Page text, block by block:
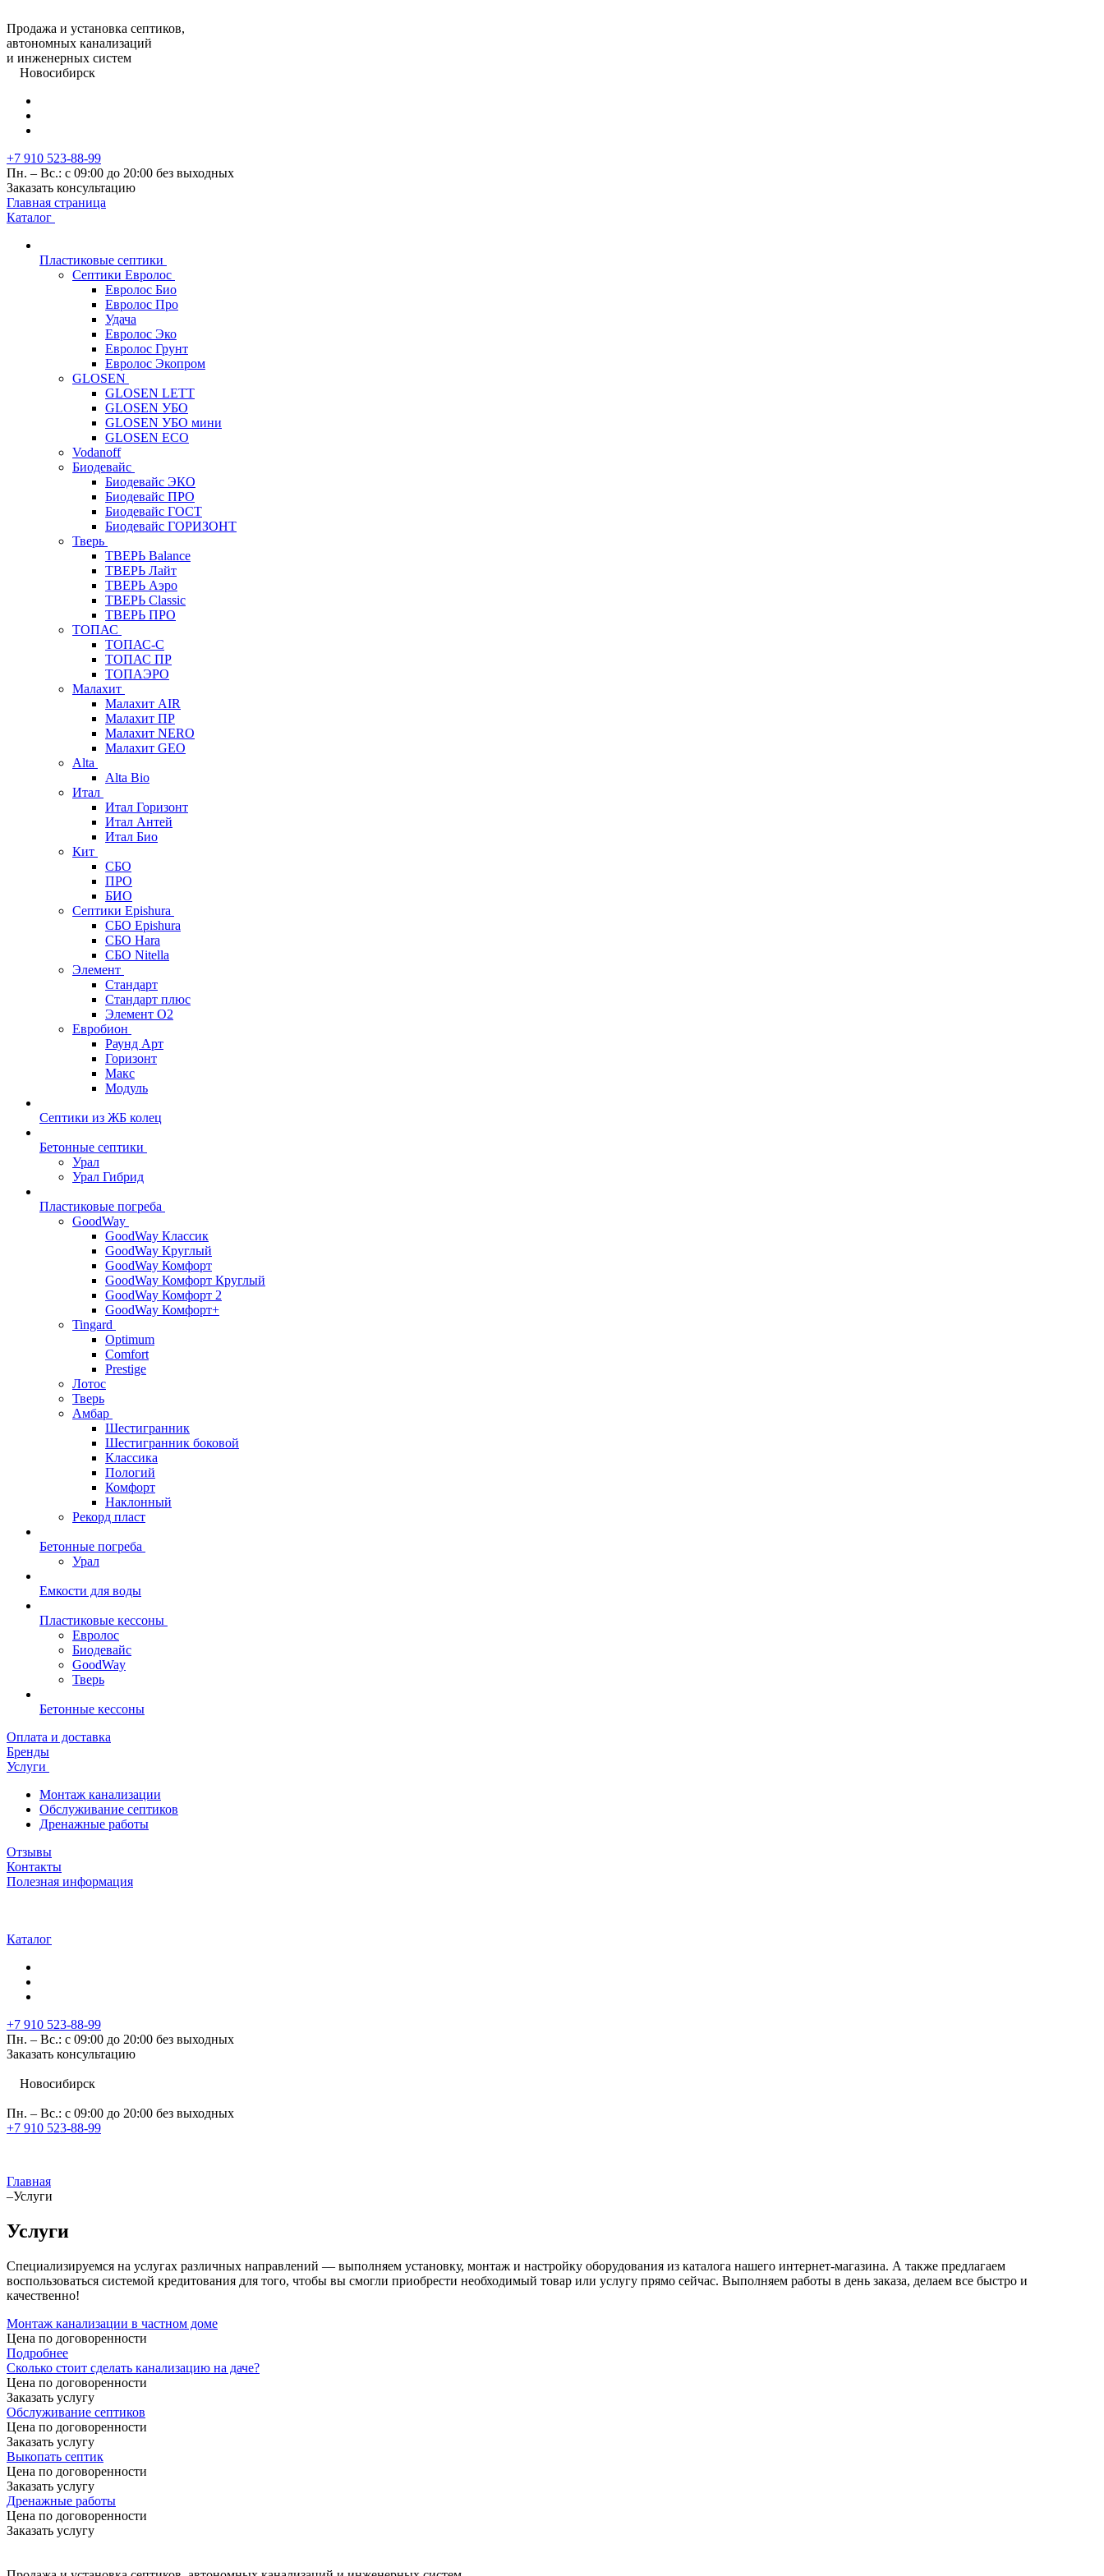
Продажа и установка септиков,
автономных канализаций
и инженерных систем
Новосибирск
+7 910 523-88-99
Пн. – Вс.: с 09:00 до 20:00 без выходных
Заказать консультацию
Главная страница
Каталог
Пластиковые септики
Септики Евролос
Евролос Био
Евролос Про
Удача
Евролос Эко
Евролос Грунт
Евролос Экопром
GLOSEN
GLOSEN LETT
GLOSEN УБО
GLOSEN УБО мини
GLOSEN ECO
Vodanoff
Биодевайс
Биодевайс ЭКО
Биодевайс ПРО
Биодевайс ГОСТ
Биодевайс ГОРИЗОНТ
Тверь
ТВЕРЬ Balance
ТВЕРЬ Лайт
ТВЕРЬ Аэро
ТВЕРЬ Classic
ТВЕРЬ ПРО
ТОПАС
ТОПАС-С
ТОПАС ПР
ТОПАЭРО
Малахит
Малахит AIR
Малахит ПР
Малахит NERO
Малахит GEO
Alta
Alta Bio
Итал
Итал Горизонт
Итал Антей
Итал Био
Кит
СБО
ПРО
БИО
Септики Epishura
СБО Epishura
СБО Hara
СБО Nitella
Элемент
Стандарт
Стандарт плюс
Элемент О2
Евробион
Раунд Арт
Горизонт
Макс
Модуль
Септики из ЖБ колец
Бетонные септики
Урал
Урал Гибрид
Пластиковые погреба
GoodWay
GoodWay Классик
GoodWay Круглый
GoodWay Комфорт
GoodWay Комфорт Круглый
GoodWay Комфорт 2
GoodWay Комфорт+
Tingard
Optimum
Comfort
Prestige
Лотос
Тверь
Амбар
Шестигранник
Шестигранник боковой
Классика
Пологий
Комфорт
Наклонный
Рекорд пласт
Бетонные погреба
Урал
Емкости для воды
Пластиковые кессоны
Евролос
Биодевайс
GoodWay
Тверь
Бетонные кессоны
Оплата и доставка
Бренды
Услуги
Монтаж канализации
Обслуживание септиков
Дренажные работы
Отзывы
Контакты
Полезная информация
Каталог
+7 910 523-88-99
Пн. – Вс.: с 09:00 до 20:00 без выходных
Заказать консультацию
Новосибирск
Пн. – Вс.: с 09:00 до 20:00 без выходных
+7 910 523-88-99
Главная
–Услуги
Услуги
Специализируемся на услугах различных направлений — выполняем установку, монтаж и настройку оборудования из каталога нашего интернет-магазина. А также предлагаем
воспользоваться системой кредитования для того, чтобы вы смогли приобрести необходимый товар или услугу прямо сейчас. Выполняем работы в день заказа, делаем все быстро и
качественно!
Монтаж канализации в частном доме
Цена по договоренности
Подробнее
Сколько стоит сделать канализацию на даче?
Цена по договоренности
Заказать услугу
Обслуживание септиков
Цена по договоренности
Заказать услугу
Выкопать септик
Цена по договоренности
Заказать услугу
Дренажные работы
Цена по договоренности
Заказать услугу